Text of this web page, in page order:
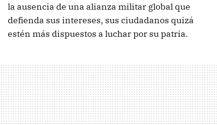
la ausencia de una alianza militar global que
defienda sus intereses, sus ciudadanos quizá
estén más dispuestos a luchar por su patria.